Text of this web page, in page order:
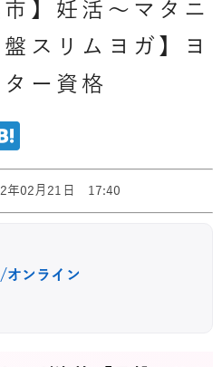
市】妊活～マタニ
スリムヨガ】ヨ
ー資格
年02月21日 17:40
オンライン